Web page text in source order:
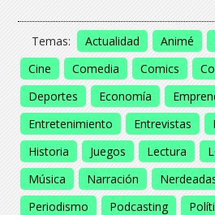
Temas: Actualidad Animé
Cine
Comedia Comics
Deportes
Economía
Entretenimiento
Entrevistas
Historia
Juegos Lectura
Música
Narración
Periodismo
Podcasting